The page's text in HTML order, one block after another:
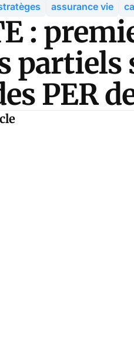
assurance vie
:
partiels
PER